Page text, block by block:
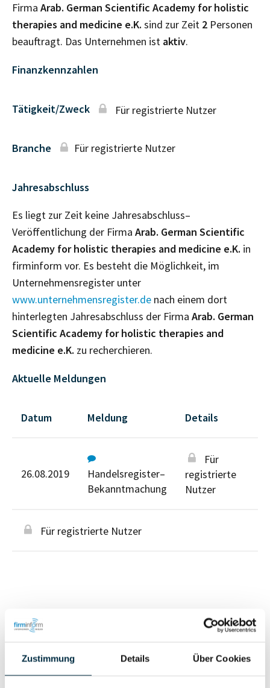
Zustimmung Details Über Cookies
Firma Arab. German Scientific Academy for holistic
therapies and medicine e.K. sind zur Zeit 2 Personen
beauftragt. Das Unternehmen ist aktiv.
Finanzkennzahlen
Tätigkeit/Zweck Für registrierte Nutzer
Branche Für registrierte Nutzer
Jahresabschluss
Es liegt zur Zeit keine Jahresabschluss–
Veröffentlichung der Firma Arab. German Scientific
Academy for holistic therapies and medicine e.K. in
firminform vor. Es besteht die Möglichkeit, im
Unternehmensregister unter
www.unternehmensregister.de nach einem dort
hinterlegten Jahresabschluss der Firma Arab. German
Scientific Academy for holistic therapies and
medicine e.K. zu recherchieren.
Aktuelle Meldungen
Datum Meldung Details
26.08.2019
Handelsregister–
Bekanntmachung
Für
registrierte
Nutzer
Für registrierte Nutzer
Personen im Unternehmen
Inhaber (1)